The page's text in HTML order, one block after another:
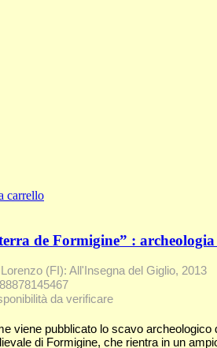
carrello
de Formigine” :
(FI): All'Insegna del Giglio, 2013
da verificare
viene pubblicato lo scavo archeologico
di Formigine, che rientra in un